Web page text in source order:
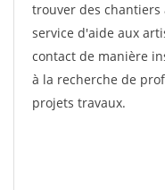
trouver des
service d'aide aux
contact de manière
à la recherche de
projets travaux.